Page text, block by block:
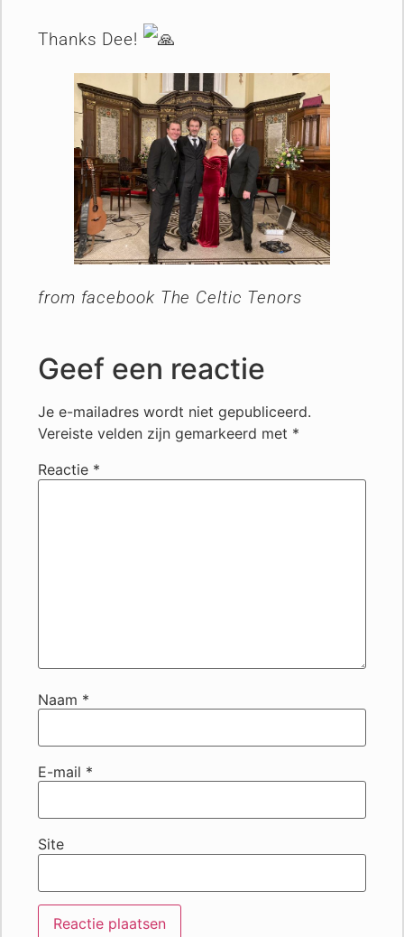
Thanks Dee!
from facebook The Celtic Tenors
Geef een reactie
Je e-mailadres wordt niet gepubliceerd.
Vereiste velden zijn gemarkeerd met *
Reactie *
Naam *
E-mail *
Site